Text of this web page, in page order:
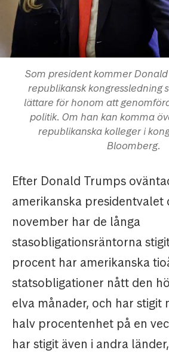
Som president kommer
republikansk kongressledning
lättare för honom att
politik. Om han kan komma
republikanska kolleger i
Bloomberg.
Efter Donald Trumps
amerikanska presidentvalet
november har de långa
stasobligationsräntorna
procent har amerikanska
statsobligationer nått den
elva månader, och har stigit
halv procentenhet på en
har stigit även i andra